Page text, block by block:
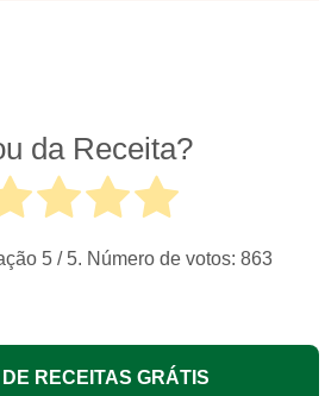
da Receita?
5 / 5. Número de votos: 863
DE RECEITAS GRÁTIS